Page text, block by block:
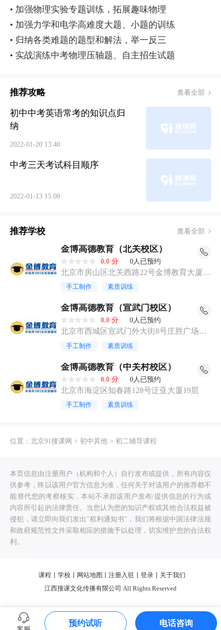
• 加强物理实验专题训练，拓展趣味物理
• 加强力学和电学高难度大题、小题的训练
• 归纳各类难题的题型和解法，举一反三
• 实战演练中考物理压轴题、自主招生试题
推荐攻略 查看全部
初中中考英语常考的知识点归
纳
2022-01-20 13:40
中考三天考试科目顺序
2022-01-13 15:08
推荐学校 查看全部
金博高德教育（北关校区）
0.0 分 0人已预约
北京市房山区北关西路22号金博教育大厦2
层
手工制作 素质训练
金博高德教育（宣武门校区）
0.0 分 0人已预约
北京市西城区宣武门外大街8号庄胜广场南
翼三层303
手工制作 素质训练
金博高德教育（中关村校区）
0.0 分 0人已预约
北京市海淀区知春路128号泛亚大厦19层
手工制作 素质训练
位置：北京91搜课网 >初中其他 >初二辅导课程
本页信息由注册用户（机构和个人）自行发布或提供，所有内容仅
供参考，终以该用户官方信息为准，任何关于对该用户的推荐都不
能替代您的考察核实，本站不承担该用户发布/提供信息的行为或
内容所引起的法律责任。当您认为您的知识产权或其他合法权益被
侵犯，请立即向我们发出"权利通知书"，我们将根据中国法律法规
和政府规范性文件采取相应的措施予以处理，切实维护您的合法权
利。
课程 学校 网站地图 注册入驻 登录
关于我们
江西搜课文化传播有限公司 All Rights Reserved
预约试听 电话咨询